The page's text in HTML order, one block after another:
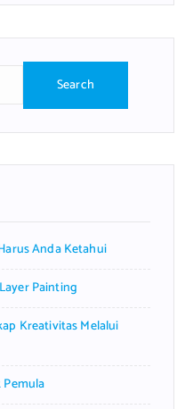
Anda Ketahui
Painting
Kreativitas Melalui